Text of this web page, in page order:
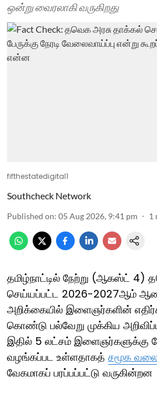
ஒன்று வைரலாகி வருகிறது
fifthestatedigital1
Southcheck Network
Published on: 05 Aug 2026, 9:41 pm 1
தமிழ்நாட்டில் நேற்று (ஆகஸ்ட்
செய்யப்பட்ட 2026-2027ஆம்
அறிக்கையில் இளைஞர்களின்
கொண்டு பல்வேறு முக்கிய
இதில் 5 லட்சம் இளைஞர்களுக்கு
வழங்கப்பட உள்ளதாகத் சமூக
வேகமாகப் பரப்பப்பட்டு வருகின்றன